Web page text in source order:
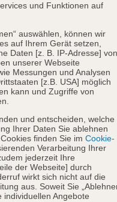
und Funktionen auf
auswählen, können wir
auf Ihrem Gerät setzen,
Daten [z. B. IP-Adresse] von
unserer Webseite
Messungen und Analysen
[z.B. USA] möglich
kann und Zugriffe von
und entscheiden, welche
Ihrer Daten Sie ablehnen
finden Sie im Cookie-
Verarbeitung Ihrer
jederzeit Ihre
der Webseite] durch
wirkt sich nicht auf die
aus. Soweit Sie
Angebote